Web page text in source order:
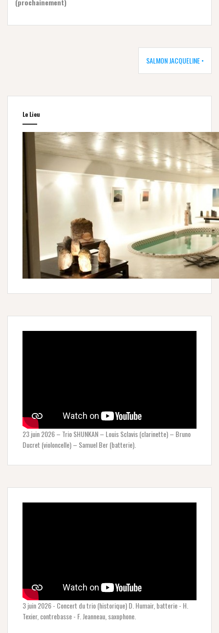
(prochainement)
SALMON JACQUELINE •
Le Lieu
23 juin 2026 – Trio SHUNKAN – Louis Sclavis (clarinette) – Bruno
Ducret (violoncelle) – Samuel Ber (batterie).
3 juin 2026 - Concert du trio (historique) D. Humair, batterie - H.
Texier, contrebasse - F. Jeanneau, saxophone.